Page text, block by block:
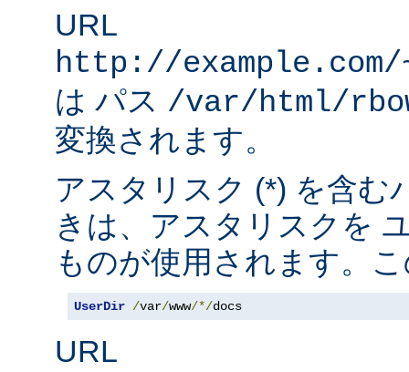
URL
http://
は パス /var/html/
変換されます。
アスタリスク (*) を含む
きは、アスタリスクを
ものが使用されます。
UserDir /var/www/*/docs
URL